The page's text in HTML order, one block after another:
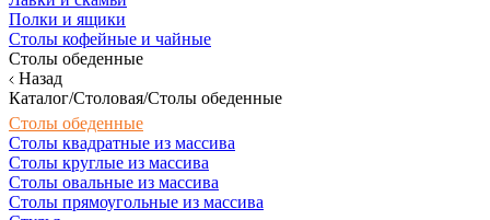
Полки и ящики
Столы кофейные и чайные
Столы обеденные
Назад
Каталог/Столовая/Столы обеденные
Столы обеденные
Столы квадратные из массива
Столы круглые из массива
Столы овальные из массива
Столы прямоугольные из массива